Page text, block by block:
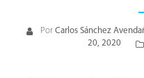
Por Carlos Sánchez
20, 2020